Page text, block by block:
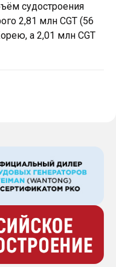
судостроения
2,81 млн CGT (56
а 2,01 млн CGT